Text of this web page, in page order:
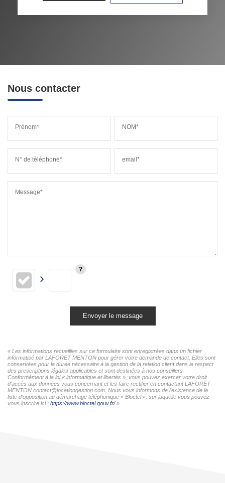
Nous contacter
Prénom* NOM*
N° de téléphone* email*
Message*
Envoyer le message
« Les informations recueillies sur ce formulaire sont enregistrées dans un fichier
informatisé par LAFORET MENTON pour gérer votre demande de contact. Elles sont
conservées pour la durée nécessaire à la gestion de la relation client dans le respect
des prescriptions légales applicables et sont destinées à nos conseillers
Conformément à la loi « informatique et libertés », vous pouvez exercer votre droit
d'accès aux données vous concernant et les faire rectifier en contactant LAFORET
MENTON contact@locationgestion.com. Nous vous informons de l'existence de la
liste d'opposition au démarchage téléphonique « Bloctel », sur laquelle vous pouvez
vous inscrire ici : https://www.bloctel.gouv.fr/»